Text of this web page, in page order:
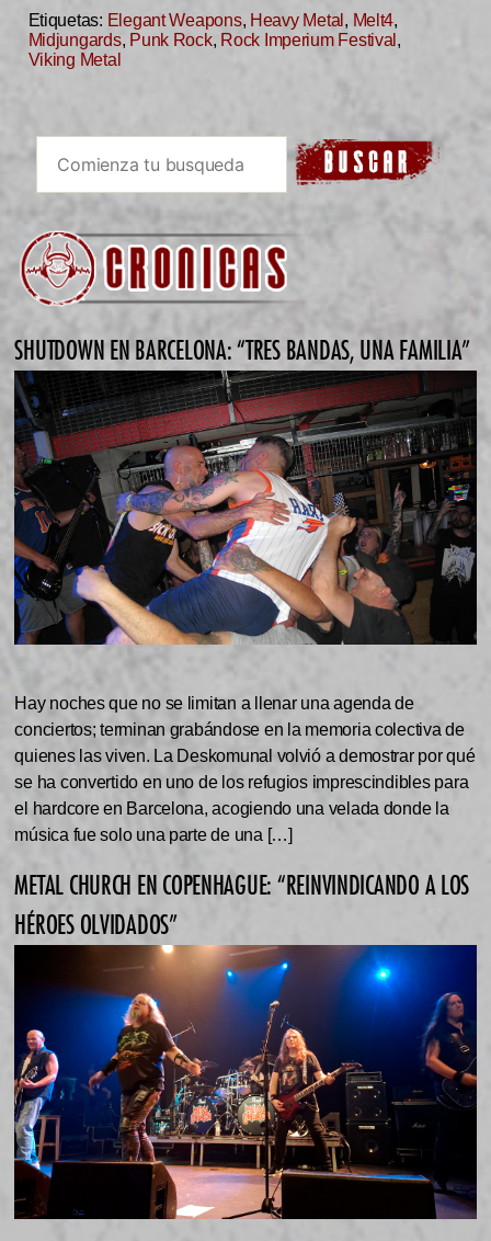
Etiquetas: Elegant Weapons, Heavy Metal , Melt4,
Midjungards, Punk Rock, Rock Imperium Festival ,
Viking Metal
SHUTDOWN EN BARCELONA: “TRES BANDAS, UNA FAMILIA”
Hay noches que no se limitan a llenar una agenda de
conciertos; terminan grabándose en la memoria colectiva de
quienes las viven. La Deskomunal volvió a demostrar por qué
se ha convertido en uno de los refugios imprescindibles para
el hardcore en Barcelona, acogiendo una velada donde la
música fue solo una parte de una […]
METAL CHURCH EN COPENHAGUE: “REINVINDICANDO A LOS
HÉROES OLVIDADOS”